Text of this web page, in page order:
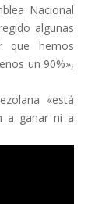
Nacional
algunas
que hemos
un 90%»,
«está
a ganar ni a